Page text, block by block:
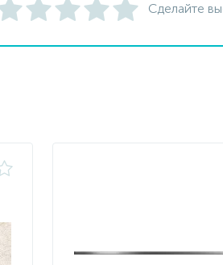
Сделайте